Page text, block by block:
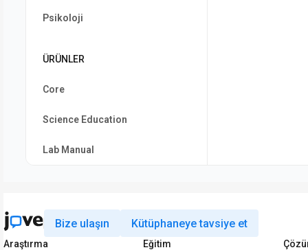
Psikoloji
ÜRÜNLER
Core
Science Education
Lab Manual
Bize ulaşın Kütüphaneye tavsiye et
Araştırma
Eğitim